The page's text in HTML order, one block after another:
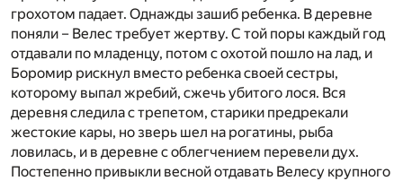
грохотом падает. Однажды зашиб ребенка. В деревне
поняли – Велес требует жертву. С той поры каждый год
отдавали по младенцу, потом с охотой пошло на лад, и
Боромир рискнул вместо ребенка своей сестры,
которому выпал жребий, сжечь убитого лося. Вся
деревня следила с трепетом, старики предрекали
жестокие кары, но зверь шел на рогатины, рыба
ловилась, и в деревне с облегчением перевели дух.
Постепенно привыкли весной отдавать Велесу крупного